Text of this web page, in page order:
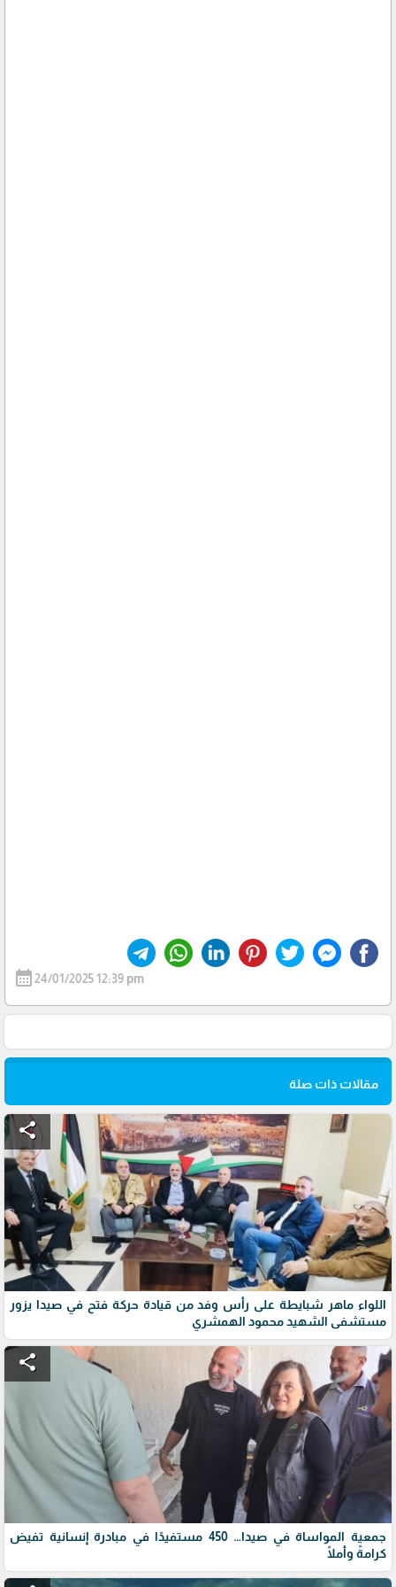
calendar_month24/01/2025 12:39 pm
مقالات ذات صلة
share
اللواء ماهر شبايطة على رأس وفد من قيادة حركة فتح في صيدا يزور
مستشفى الشهيد محمود الهمشري
share
جمعية المواساة في صيدا… 450 مستفيدًا في مبادرة إنسانية تفيض
كرامةً وأملًا